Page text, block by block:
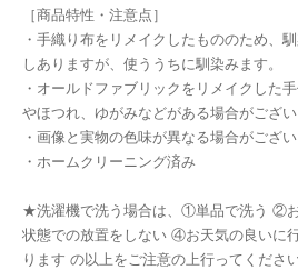
［商品特性・注意点］
・手織り布をリメイクしたもののため、
しありますが、使ううちに馴染みます。
・オールドファブリックをリメイクした
やほつれ、ゆがみなどがある場合がござい
・画像と実物の色味が異なる場合がござい
・ホームクリーニング済み
★洗濯機で洗う場合は、①単品で洗う ②
状態での放置をしない ④お天気の良いに
ります の以上をご注意の上行ってください